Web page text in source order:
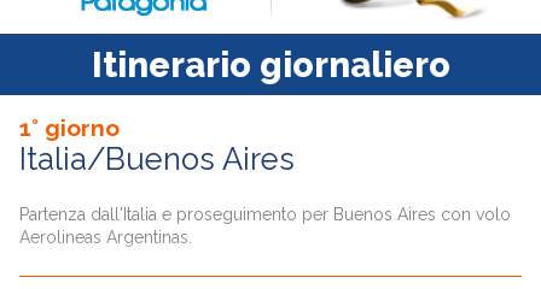
Itinerario giornaliero
1° giorno
Italia/Buenos Aires
Partenza dall'Italia e proseguimento per Buenos Aires con volo
Aerolineas Argentinas.